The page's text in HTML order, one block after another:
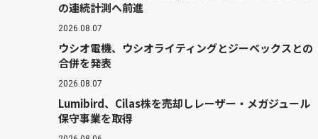
の連続計測へ前進
2026.08.07
ウシオ電機、ウシオライティングとジーベックスとの
合併を発表
2026.08.07
Lumibird、Cilas株を売却しレーザー・メガジュール
保守事業を取得